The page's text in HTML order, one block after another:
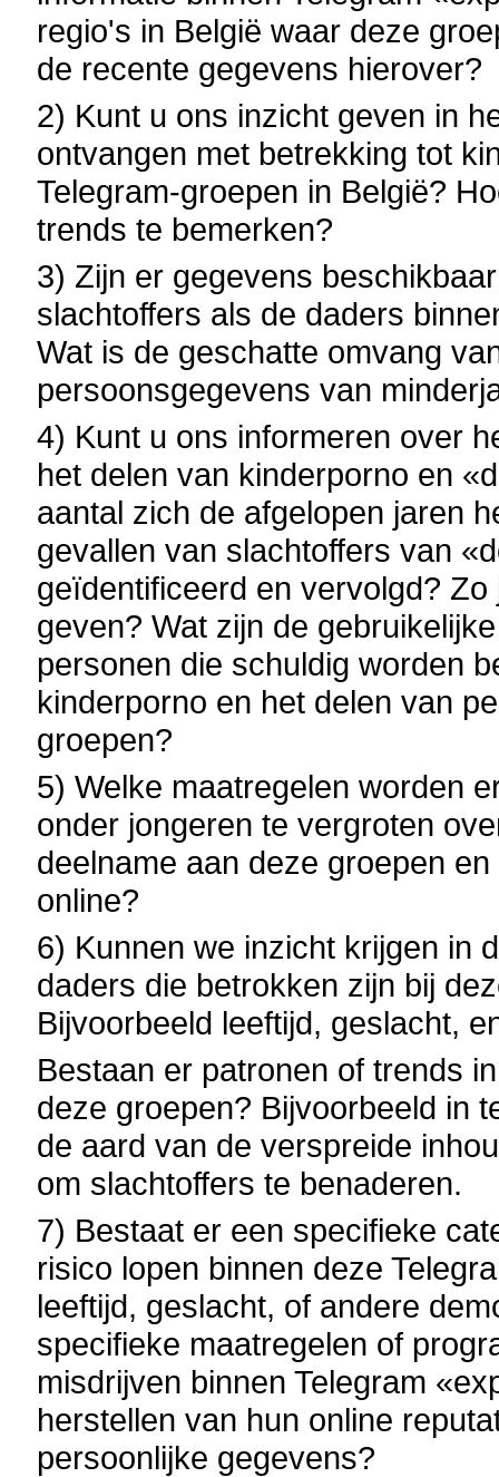
regio's in België waar deze
de recente gegevens hierover?
2) Kunt u ons inzicht geven in
ontvangen met betrekking tot
Telegram-groepen in België?
trends te bemerken?
3) Zijn er gegevens
slachtoffers als de daders
Wat is de geschatte omvang
persoonsgegevens van
4) Kunt u ons informeren over
het delen van kinderporno en
aantal zich de afgelopen jaren
gevallen van slachtoffers van
geïdentificeerd en vervolgd?
geven? Wat zijn de
personen die schuldig worden
kinderporno en het delen van
groepen?
5) Welke maatregelen worden
onder jongeren te vergroten
deelname aan deze groepen
online?
6) Kunnen we inzicht krijgen in
daders die betrokken zijn bij
Bijvoorbeeld leeftijd, geslacht,
Bestaan er patronen of trends
deze groepen? Bijvoorbeeld in
de aard van de verspreide
om slachtoffers te benaderen.
7) Bestaat er een specifieke
risico lopen binnen deze
leeftijd, geslacht, of andere
specifieke maatregelen of
misdrijven binnen Telegram
herstellen van hun online
persoonlijke gegevens?